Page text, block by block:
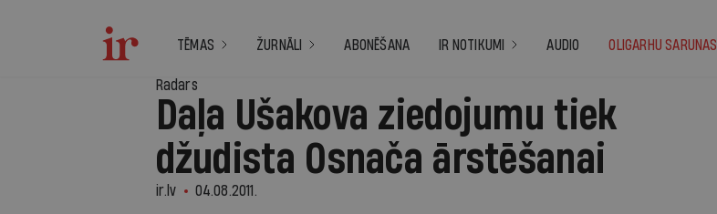
TĒMAS ŽURNĀLI ABONĒŠANA IR NOTIKUMI AUDIO OLIGARHU SARUNAS
Radars
Daļa Ušakova ziedojumu tiek
džudista Osnača ārstēšanai
ir.lv 04.08.2011.